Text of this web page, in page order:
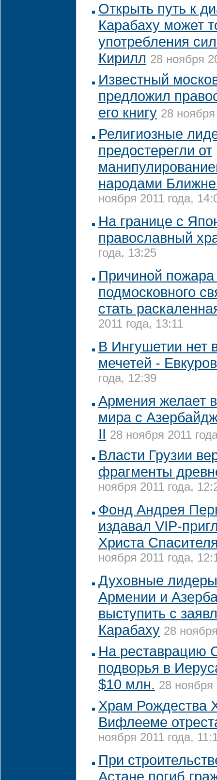
Открыть путь к
Карабаху может
употребления
Кирилл 28 ноября
Известный
предложил
его книгу 28
Религиозные
предостерегли от
народами
ноября 2011 года,
На границе с
православный
года, 13:25
Причиной
подмосковного
стать
2011 года, 13:11
В Ингушетии нет
мечетей - Евкуров
года, 12:39
Армения желает
мира с
II 28 ноября 2011
Власти Грузии
фрагменты
ноября 2011 года,
Фонд Андрея
издавал VIP-
Христа
ноября 2011 года,
Духовные
Армении и
выступить с
Карабаху 28
На реставрацию
подворья в
$10 млн. 28 ноября
Храм Рождества
Вифлееме
ноября 2011 года,
При
Астане погиб